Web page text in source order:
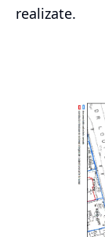
realizate.